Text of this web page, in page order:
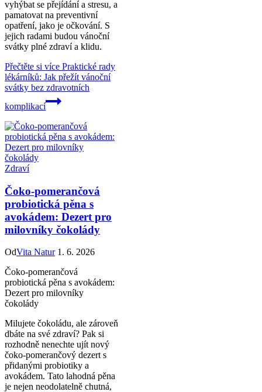
vyhýbat se přejídání a stresu, a
pamatovat na preventivní
opatření, jako je očkování. S
jejich radami budou vánoční
svátky plné zdraví a klidu.
Přečtěte si více Praktické rady
lékárníků: Jak přežít vánoční
svátky bez zdravotních
komplikací
Zdraví
Čoko-pomerančová
probiotická pěna s
avokádem: Dezert pro
milovníky čokolády
OdVita Natur 1. 6. 2026
Čoko-pomerančová
probiotická pěna s avokádem:
Dezert pro milovníky
čokolády
Milujete čokoládu, ale zároveň
dbáte na své zdraví? Pak si
rozhodně nenechte ujít nový
čoko-pomerančový dezert s
přidanými probiotiky a
avokádem. Tato lahodná pěna
je nejen neodolatelně chutná,